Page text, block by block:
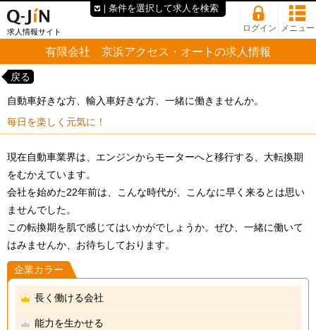
求人情報サイト ログイン メニュー
有限会社 京浜アクセス・オートの求人情報
戻る
自動車好きな方、輸入車好きな方、一緒に働きませんか。
毎日を楽しく元気に！
現在自動車業界は、エンジンからモーターへと移行する、大転換期
をむかえています。
会社を始めた22年前は、こんな時代が、こんなに早く来るとは思い
ませんでした。
この転換期を肌で感じてはいかがでしょうか。ぜひ、一緒に働いて
はみませんか、お待ちしております。
企業カラー
長く働ける会社
能力を生かせる
条件を選択して求人を検索